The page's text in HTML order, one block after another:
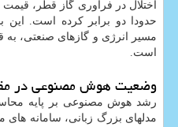
اختلال در فرآوری گاز قطر، قیمت
حدودا دو برابر کرده است. این
مسیر انرژی و گازهای صنعتی، به
است.
وضعیت هوش مصنوعی در
رشد هوش مصنوعی بر پایه
مدلهای بزرگ زبانی، سامانه